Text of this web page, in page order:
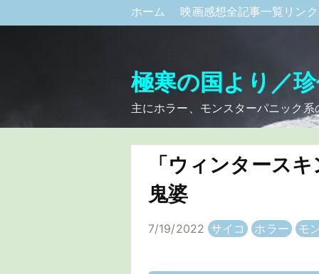
ホーム 映画感想全記事一覧リン
極寒の国より／
主にホラー、モンスターパニック
「ウィンタース
鬼婆
7/19/2022 サイコ ホラー モ